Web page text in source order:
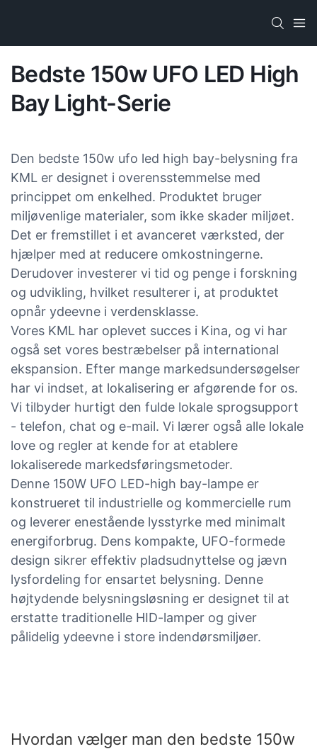
Bedste 150w UFO LED High
Bay Light-Serie
Den bedste 150w ufo led high bay-belysning fra
KML er designet i overensstemmelse med
princippet om enkelhed. Produktet bruger
miljøvenlige materialer, som ikke skader miljøet.
Det er fremstillet i et avanceret værksted, der
hjælper med at reducere omkostningerne.
Derudover investerer vi tid og penge i forskning
og udvikling, hvilket resulterer i, at produktet
opnår ydeevne i verdensklasse.
Vores KML har oplevet succes i Kina, og vi har
også set vores bestræbelser på international
ekspansion. Efter mange markedsundersøgelser
har vi indset, at lokalisering er afgørende for os.
Vi tilbyder hurtigt den fulde lokale sprogsupport
- telefon, chat og e-mail. Vi lærer også alle lokale
love og regler at kende for at etablere
lokaliserede markedsføringsmetoder.
Denne 150W UFO LED-high bay-lampe er
konstrueret til industrielle og kommercielle rum
og leverer enestående lysstyrke med minimalt
energiforbrug. Dens kompakte, UFO-formede
design sikrer effektiv pladsudnyttelse og jævn
lysfordeling for ensartet belysning. Denne
højtydende belysningsløsning er designet til at
erstatte traditionelle HID-lamper og giver
pålidelig ydeevne i store indendørsmiljøer.
Hvordan vælger man den bedste 150w